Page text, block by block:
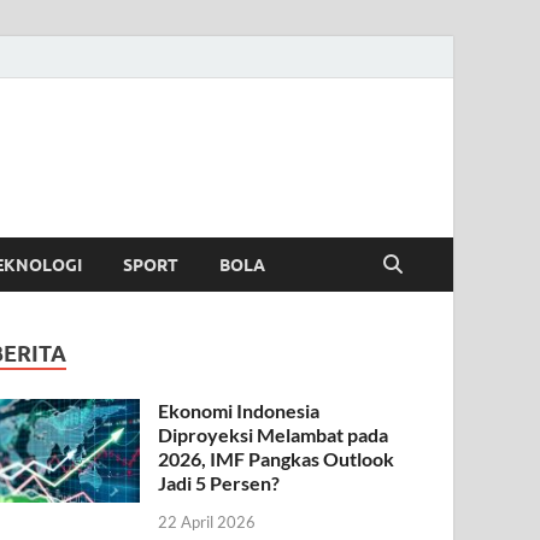
SPORT BOLA
Ekonomi Indonesia
Diproyeksi Melambat pada
2026, IMF Pangkas Outlook
Jadi 5 Persen?
22 April 2026